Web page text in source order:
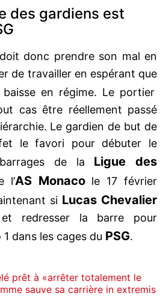
des gardiens est
doit donc prendre son mal en
de travailler en espérant que
baisse en régime. Le portier
cas être réellement passé
Le gardien de but de
le favori pour débuter le
de la Ligue des
l’AS Monacole 17 février
si Lucas Chevalier
redresser la barre pour
dans les cages du PSG.
prêt à «arrêter totalement le
sauve sa carrière in extremis